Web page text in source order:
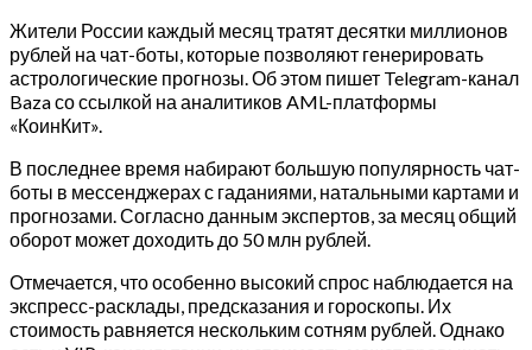
Жители России каждый месяц тратят десятки миллионов
рублей на чат-боты, которые позволяют генерировать
астрологические прогнозы. Об этом пишет Telegram-канал
Baza со ссылкой на аналитиков AML-платформы
«КоинКит».
В последнее время набирают большую популярность чат-
боты в мессенджерах с гаданиями, натальными картами и
прогнозами. Согласно данным экспертов, за месяц общий
оборот может доходить до 50 млн рублей.
Отмечается, что особенно высокий спрос наблюдается на
экспресс-расклады, предсказания и гороскопы. Их
стоимость равняется нескольким сотням рублей. Однако